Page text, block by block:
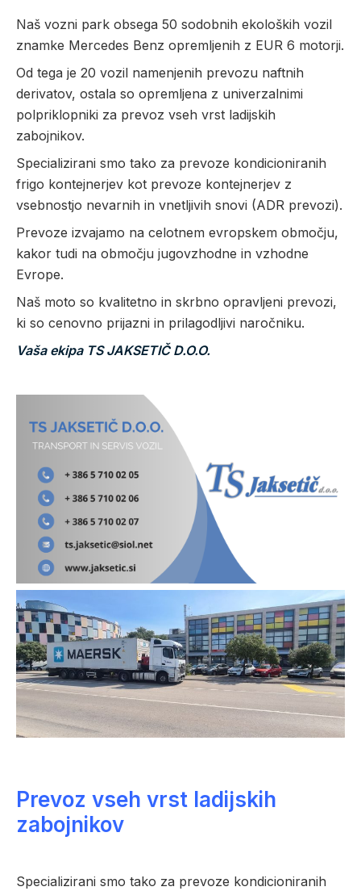
Naš vozni park obsega 50 sodobnih ekoloških vozil
znamke Mercedes Benz opremljenih z EUR 6 motorji.
Od tega je 20 vozil namenjenih prevozu naftnih
derivatov, ostala so opremljena z univerzalnimi
polpriklopniki za prevoz vseh vrst ladijskih
zabojnikov.
Specializirani smo tako za prevoze kondicioniranih
frigo kontejnerjev kot prevoze kontejnerjev z
vsebnostjo nevarnih in vnetljivih snovi (ADR prevozi).
Prevoze izvajamo na celotnem evropskem območju,
kakor tudi na območju jugovzhodne in vzhodne
Evrope.
Naš moto so kvalitetno in skrbno opravljeni prevozi,
ki so cenovno prijazni in prilagodljivi naročniku.
Vaša ekipa TS JAKSETIČ D.O.O.
Prevoz vseh vrst ladijskih
zabojnikov
Specializirani smo tako za prevoze kondicioniranih